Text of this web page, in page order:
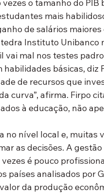
vezes o tamanho do
mais
de salários
Instituto Unibanco
vai mal nos testes
habilidades básicas, diz
de recursos que
curva”, afirma. Firpo
à educação, não
no nível local e,
as decisões. A
é pouco
países analisados por
da produção